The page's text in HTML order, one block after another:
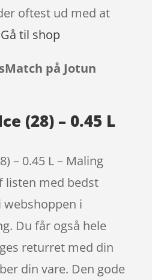
oftest ud med at
Gå til shop
på Jotun
(28) – 0.45 L
– 0.45 L – Maling
listen med bedst
i
Du får også hele
returret med din
din vare. Den gode